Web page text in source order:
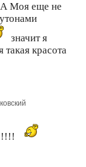
А Моя еще не
значит я
такая красота